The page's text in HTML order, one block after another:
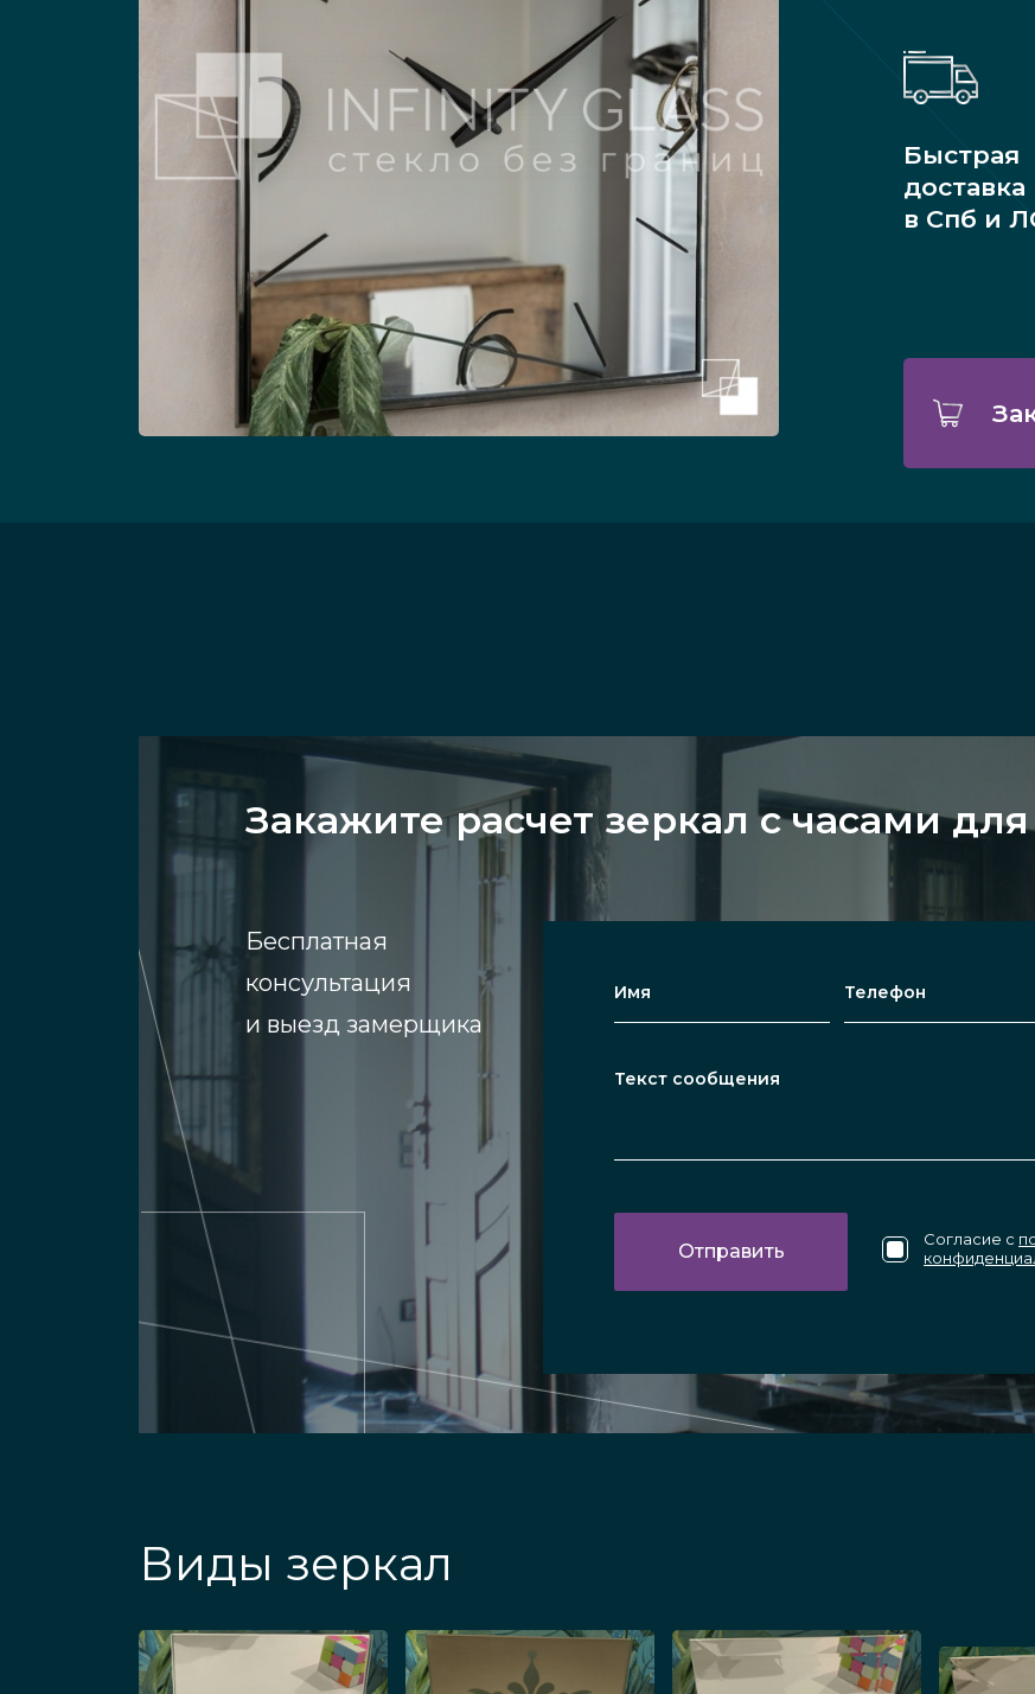
Быстрая
доставка
в Спб и
Закажите расчет зеркал с часами
Бесплатная
консультация
и выезд замерщика
Согласие с
Виды зеркал